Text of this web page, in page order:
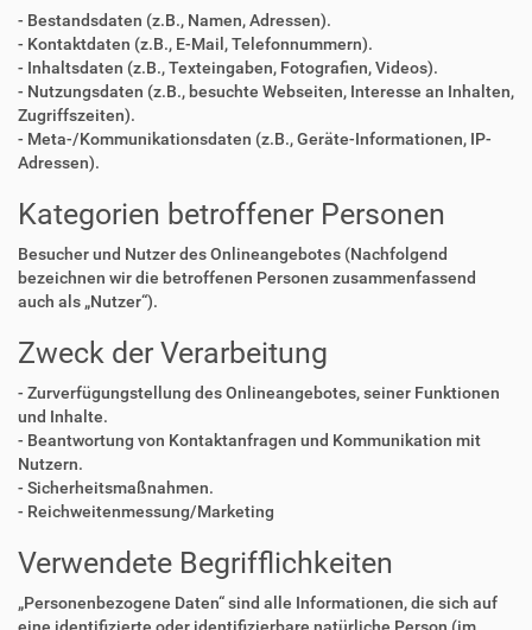
- Bestandsdaten (z.B., Namen, Adressen).
- Kontaktdaten (z.B., E-Mail, Telefonnummern).
- Inhaltsdaten (z.B., Texteingaben, Fotografien, Videos).
- Nutzungsdaten (z.B., besuchte Webseiten, Interesse an Inhalten,
Zugriffszeiten).
- Meta-/Kommunikationsdaten (z.B., Geräte-Informationen, IP-
Adressen).
Kategorien betroffener Personen
Besucher und Nutzer des Onlineangebotes (Nachfolgend
bezeichnen wir die betroffenen Personen zusammenfassend
auch als „Nutzer“).
Zweck der Verarbeitung
- Zurverfügungstellung des Onlineangebotes, seiner Funktionen
und Inhalte.
- Beantwortung von Kontaktanfragen und Kommunikation mit
Nutzern.
- Sicherheitsmaßnahmen.
- Reichweitenmessung/Marketing
Verwendete Begrifflichkeiten
„Personenbezogene Daten“ sind alle Informationen, die sich auf